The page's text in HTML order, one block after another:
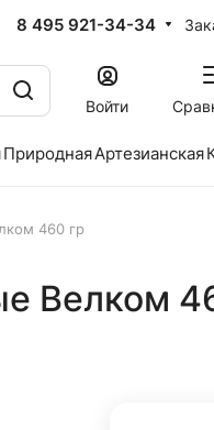
8 495 921-34-34
Войти
ПрироднаяАртезианская
460 гр
Велком